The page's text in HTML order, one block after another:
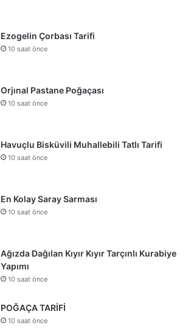
Ezogelin Çorbası Tarifi
10 saat önce
Orjınal Pastane Poğaçası
10 saat önce
Havuçlu Bisküvili Muhallebili Tatlı Tarifi
10 saat önce
En Kolay Saray Sarması
10 saat önce
Ağızda Dağılan Kıyır Kıyır Tarçınlı Kurabiye
Yapımı
10 saat önce
POĞAÇA TARİFİ
10 saat önce